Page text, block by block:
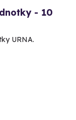
- 10
URNA.